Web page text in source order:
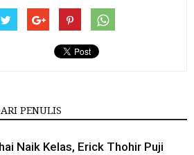
PENULIS
Naik Kelas, Erick Thohir Puji